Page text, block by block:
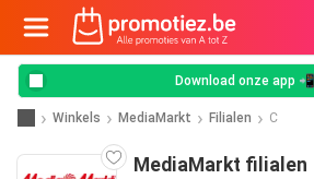
Download onze app 📲
Winkels MediaMarkt Filialen C
MediaMarkt filialen